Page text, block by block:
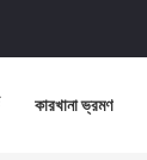
কারখানা ভ্রমণ